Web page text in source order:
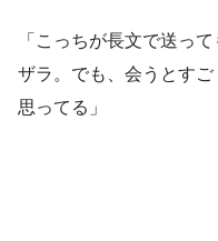
「こっちが長文で送っ
ザラ。でも、会うとす
思ってる」